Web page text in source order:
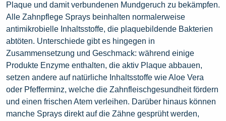
Plaque und damit verbundenen Mundgeruch zu bekämpfen.
Alle Zahnpflege Sprays beinhalten normalerweise
antimikrobielle Inhaltsstoffe, die plaquebildende Bakterien
abtöten. Unterschiede gibt es hingegen in
Zusammensetzung und Geschmack: während einige
Produkte Enzyme enthalten, die aktiv Plaque abbauen,
setzen andere auf natürliche Inhaltsstoffe wie Aloe Vera
oder Pfefferminz, welche die Zahnfleischgesundheit fördern
und einen frischen Atem verleihen. Darüber hinaus können
manche Sprays direkt auf die Zähne gesprüht werden,